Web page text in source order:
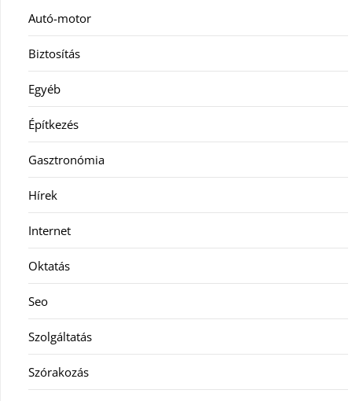
Autó-motor
Biztosítás
Egyéb
Építkezés
Gasztronómia
Hírek
Internet
Oktatás
Seo
Szolgáltatás
Szórakozás